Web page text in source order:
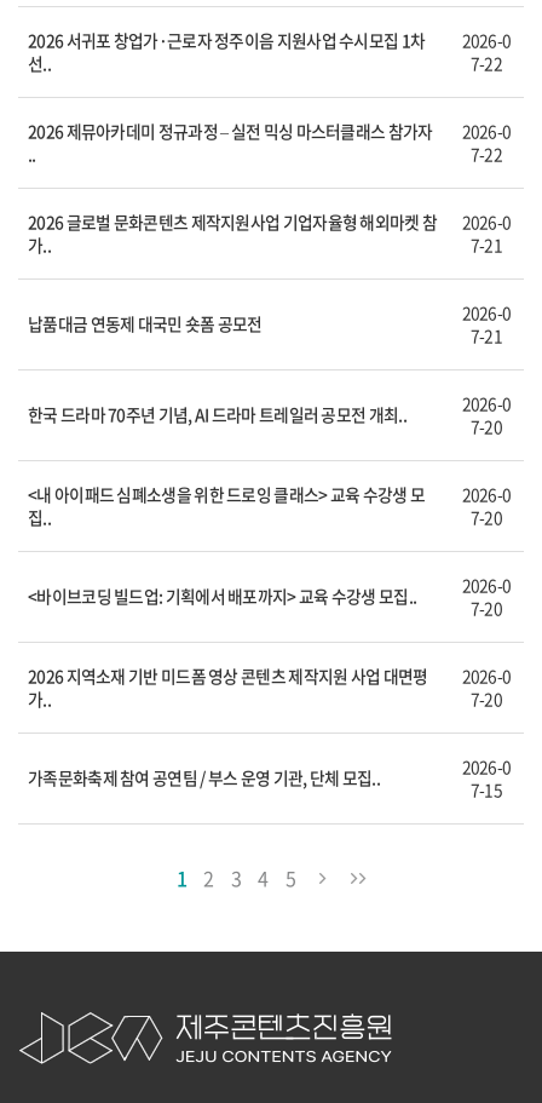
2026 서귀포 창업가·근로자 정주이음 지원사업 수시모집 1차
선..
2026-0
7-22
2026 제뮤아카데미 정규과정 – 실전 믹싱 마스터클래스 참가자
..
2026-0
7-22
2026 글로벌 문화콘텐츠 제작지원사업 기업자율형 해외마켓 참
가..
2026-0
7-21
납품대금 연동제 대국민 숏폼 공모전
2026-0
7-21
한국 드라마 70주년 기념, AI 드라마 트레일러 공모전 개최..
2026-0
7-20
<내 아이패드 심폐소생을 위한 드로잉 클래스> 교육 수강생 모
집..
2026-0
7-20
<바이브코딩 빌드업: 기획에서 배포까지> 교육 수강생 모집..
2026-0
7-20
2026 지역소재 기반 미드폼 영상 콘텐츠 제작지원 사업 대면평
가..
2026-0
7-20
가족문화축제 참여 공연팀 / 부스 운영 기관, 단체 모집..
2026-0
7-15
1 2 3 4 5